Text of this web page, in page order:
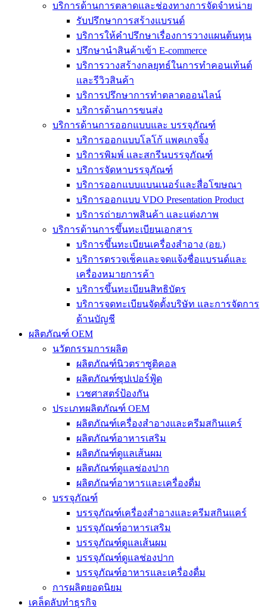
บริการด้านการตลาดและช่องทางการจัดจำหน่าย
รับปรึกษาการสร้างแบรนด์
บริการให้คำปรึกษาเรื่องการวางแผนต้นทุน
ปรึกษานำสินค้าเข้า E-commerce
บริการวางสร้างกลยุทธ์ในการทำคอนเท้นต์
และรีวิวสินค้า
บริการปรึกษาการทำตลาดออนไลน์
บริการด้านการขนส่ง
บริการด้านการออกแบบและ บรรจุภัณฑ์
บริการออกแบบโลโก้ แพคเกจจิ้ง
บริการพิมพ์ และสกรีนบรรจุภัณฑ์
บริการจัดหาบรรจุภัณฑ์
บริการออกแบบแบนเนอร์และสื่อโฆษณา
บริการออกแบบ VDO Presentation Product
บริการถ่ายภาพสินค้า และแต่งภาพ
บริการด้านการขึ้นทะเบียนเอกสาร
บริการขึ้นทะเบียนเครื่องสำอาง (อย.)
บริการตรวจเช็คและจดแจ้งชื่อแบรนด์และ
เครื่องหมายการค้า
บริการขึ้นทะเบียนสิทธิบัตร
บริการจดทะเบียนจัดตั้งบริษัท และการจัดการ
ด้านบัญชี
ผลิตภัณฑ์ OEM
นวัตกรรมการผลิต
ผลิตภัณฑ์นิวตราซูติคอล
ผลิตภัณฑ์ซุปเปอร์ฟู้ด
เวชศาสตร์ป้องกัน
ประเภทผลิตภัณฑ์ OEM
ผลิตภัณฑ์เครื่องสำอางและครีมสกินแคร์
ผลิตภัณฑ์อาหารเสริม
ผลิตภัณฑ์ดูแลเส้นผม
ผลิตภัณฑ์ดูแลช่องปาก
ผลิตภัณฑ์อาหารและเครื่องดื่ม
บรรจุภัณฑ์
บรรจุภัณฑ์เครื่องสำอางและครีมสกินแคร์
บรรจุภัณฑ์อาหารเสริม
บรรจุภัณฑ์ดูแลเส้นผม
บรรจุภัณฑ์ดูแลช่องปาก
บรรจุภัณฑ์อาหารและเครื่องดื่ม
การผลิตยอดนิยม
เคล็ดลับทำธุรกิจ